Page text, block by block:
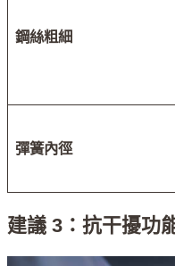
鋼絲粗細
彈簧內徑
建議 3：抗干擾功